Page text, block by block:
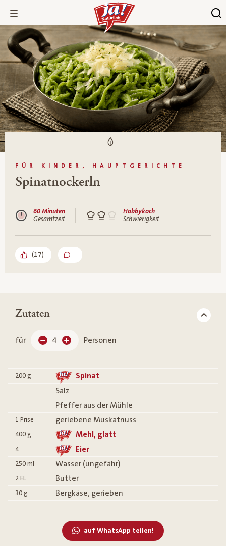
FÜR KINDER, HAUPTGERICHTE
Spinatnockerln
60 Minuten
Gesamtzeit
Hobbykoch
Schwierigkeit
(17)
Zutaten
für 4 Personen
200 g
Spinat
Salz
Pfeffer aus der Mühle
1 Prise geriebene Muskatnuss
400 g Mehl, glatt
4 Eier
250 ml Wasser (ungefähr)
2 EL Butter
30 g Bergkäse, gerieben
auf WhatsApp teilen!